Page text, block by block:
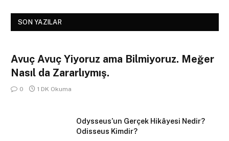
SON YAZILAR
Avuç Avuç Yiyoruz ama Bilmiyoruz. Meğer
Nasıl da Zararlıymış.
0 1 DK Okuma
Odysseus’un Gerçek Hikâyesi Nedir?
Odisseus Kimdir?